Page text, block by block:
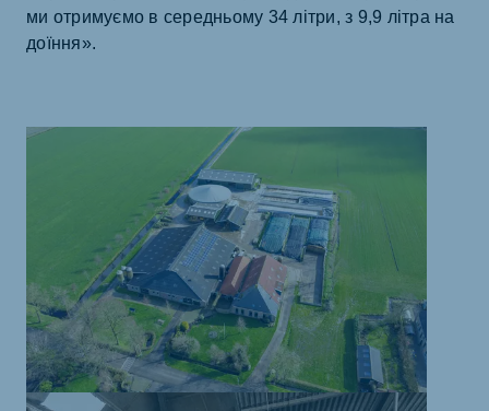
ми отримуємо в середньому 34 літри, з 9,9 літра на
доїння».